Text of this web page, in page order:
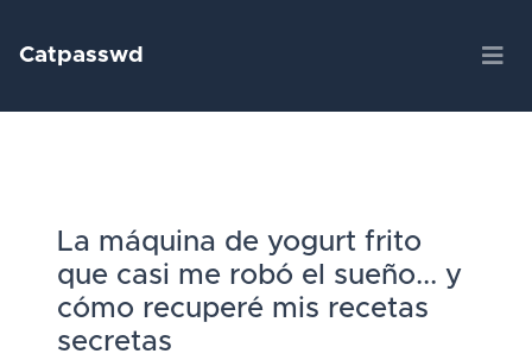
Catpasswd
La máquina de yogurt frito
que casi me robó el sueño... y
cómo recuperé mis recetas
secretas